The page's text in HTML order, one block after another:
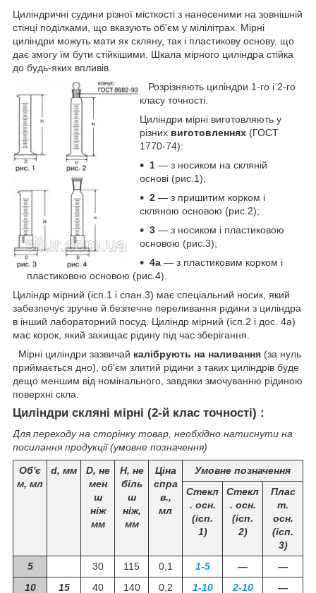
Циліндричні судини різної місткості з нанесеними на зовнішній
стінці поділками, що вказують об'єм у мілілітрах. Мірні
циліндри можуть мати як скляну, так і пластикову основу, що
дає змогу їм бути стійкішими. Шкала мірного циліндра стійка
до будь-яких впливів.
Розрізняють циліндри 1-го і 2-го
класу точності.
Циліндри мірні виготовляють у
різних виготовленнях (ГОСТ
1770-74):
1 ― з носиком на скляній
основі (рис.1);
2 ― з пришитим корком і
скляною основою (рис.2);
3 ― з носиком і пластиковою
основою (рис.3);
4а ― з пластиковим корком і
пластиковою основою (рис.4).
Циліндр мірний (ісп.1 і спан.3) має спеціальний носик, який
забезпечує зручне й безпечне переливання рідини з циліндра
в інший лабораторний посуд. Циліндр мірний (ісп.2 і дос. 4а)
має корок, який захищає рідину під час зберігання.
Мірні циліндри зазвичай калібрують на наливання (за нуль
приймається дно), об'єм злитий рідини з таких циліндрів буде
дещо меншим від номінального, завдяки змочуванню рідиною
поверхні скла.
Циліндри скляні мірні (2-й клас точності) :
Для переходу на сторінку товар, необхідно натиснути на
посилання продукції (умовне позначення)
Об'є
м, мл
d, мм
D, не
мен
ш
ніж
мм
Н, не
біль
ш
ніж,
мм
Ціна
спра
в.,
мл
Умовне позначення
Стекл
. осн.
(ісп.
1)
Стекл
. осн.
(ісп.
2)
Плас
т.
осн.
(ісп.
3)
5
30 115 0,1 1-5 ―
―
10
15 40 140 0,2 1-10 2-10 ―